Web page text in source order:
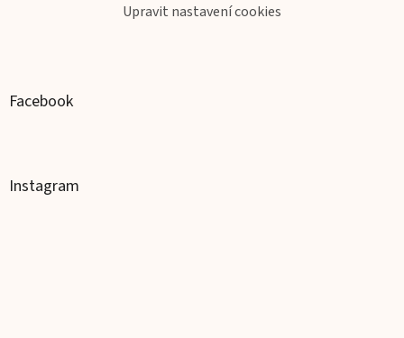
Upravit nastavení cookies
Facebook
Instagram